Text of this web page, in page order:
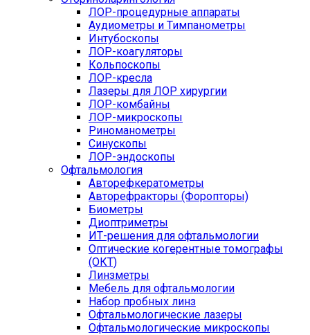
ЛОР-процедурные аппараты
Аудиометры и Тимпанометры
Интубоскопы
ЛОР-коагуляторы
Кольпоскопы
ЛОР-кресла
Лазеры для ЛОР хирургии
ЛОР-комбайны
ЛОР-микроскопы
Риноманометры
Синускопы
ЛОР-эндоскопы
Офтальмология
Авторефкератометры
Авторефракторы (Форопторы)
Биометры
Диоптриметры
ИТ-решения для офтальмологии
Оптические когерентные томографы
(ОКТ)
Линзметры
Мебель для офтальмологии
Набор пробных линз
Офтальмологические лазеры
Офтальмологические микроскопы